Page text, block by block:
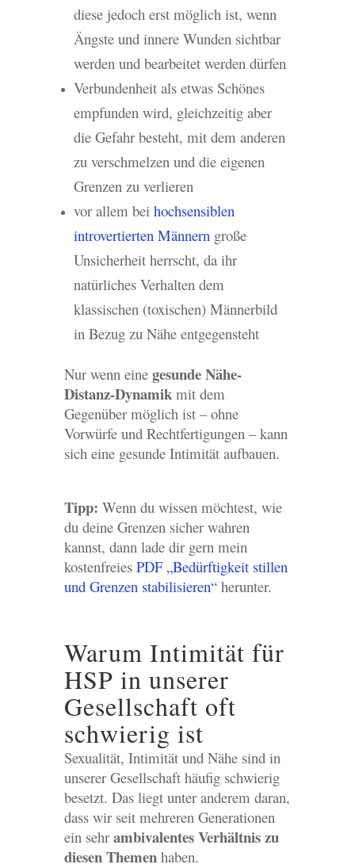
diese jedoch erst möglich ist, wenn
Ängste und innere Wunden sichtbar
werden und bearbeitet werden dürfen
Verbundenheit als etwas Schönes
empfunden wird, gleichzeitig aber
die Gefahr besteht, mit dem anderen
zu verschmelzen und die eigenen
Grenzen zu verlieren
vor allem bei hochsensiblen
introvertierten Männerngroße
Unsicherheit herrscht, da ihr
natürliches Verhalten dem
klassischen (toxischen) Männerbild
in Bezug zu Nähe entgegensteht
Nur wenn eine gesunde Nähe-
Distanz-Dynamikmit dem
Gegenüber möglich ist – ohne
Vorwürfe und Rechtfertigungen – kann
sich eine gesunde Intimität aufbauen.
Tipp: Wenn du wissen möchtest, wie
du deine Grenzen sicher wahren
kannst, dann lade dir gern mein
kostenfreies PDF „Bedürftigkeit stillen
und Grenzen stabilisieren“herunter.
Warum Intimität für
HSP in unserer
Gesellschaft oft
schwierig ist
Sexualität, Intimität und Nähe sind in
unserer Gesellschaft häufig schwierig
besetzt. Das liegt unter anderem daran,
dass wir seit mehreren Generationen
ein sehr ambivalentes Verhältnis zu
diesen Themenhaben.